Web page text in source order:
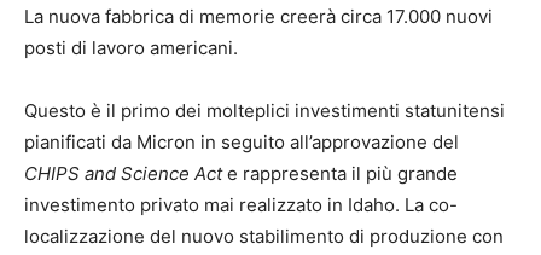
La nuova fabbrica di memorie creerà circa 17.000 nuovi
posti di lavoro americani.
Questo è il primo dei molteplici investimenti statunitensi
pianificati da Micron in seguito all’approvazione del
CHIPS and Science Acte rappresenta il più grande
investimento privato mai realizzato in Idaho. La co-
localizzazione del nuovo stabilimento di produzione con